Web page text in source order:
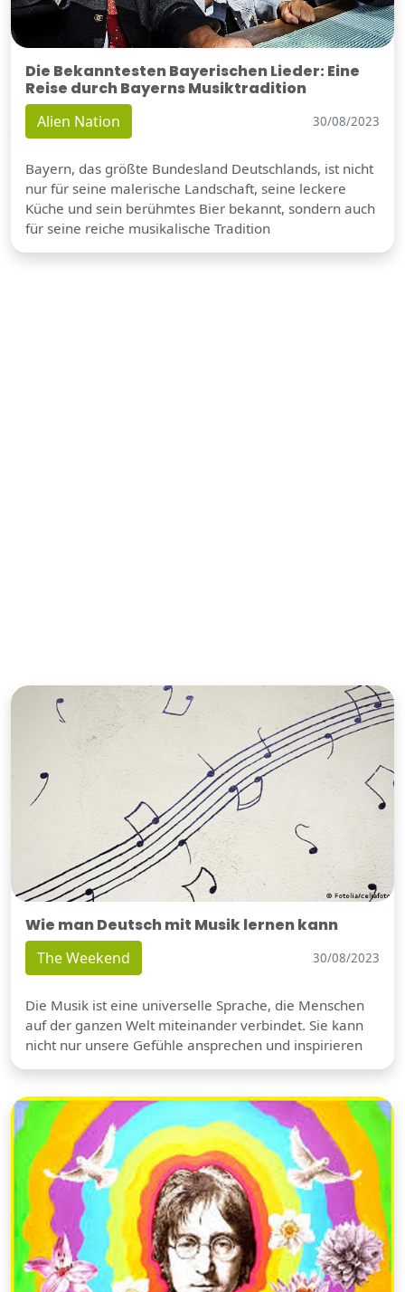
Die Bekanntesten Bayerischen Lieder: Eine
Reise durch Bayerns Musiktradition
Alien Nation 30/08/2023
Bayern, das größte Bundesland Deutschlands, ist nicht
nur für seine malerische Landschaft, seine leckere
Küche und sein berühmtes Bier bekannt, sondern auch
für seine reiche musikalische Tradition
Wie man Deutsch mit Musik lernen kann
The Weekend 30/08/2023
Die Musik ist eine universelle Sprache, die Menschen
auf der ganzen Welt miteinander verbindet. Sie kann
nicht nur unsere Gefühle ansprechen und inspirieren